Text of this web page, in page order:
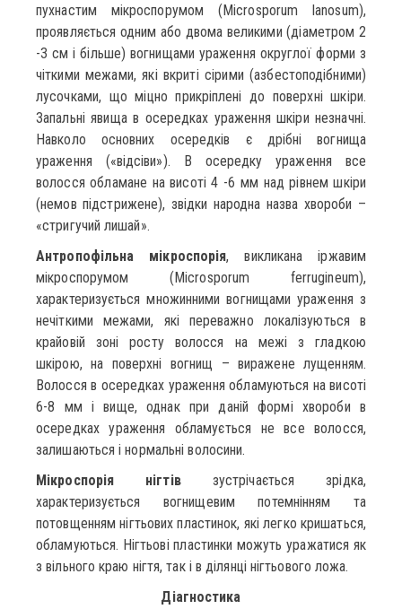
пухнастим мікроспорумом (Microsporum lanosum),
проявляється одним або двома великими (діаметром 2
-3 см і більше) вогнищами ураження округлої форми з
чіткими межами, які вкриті сірими (азбестоподібними)
лусочками, що міцно прикріплені до поверхні шкіри.
Запальні явища в осередках ураження шкіри незначні.
Навколо основних осередків є дрібні вогнища
ураження («відсіви»). В осередку ураження все
волосся обламане на висоті 4 -6 мм над рівнем шкіри
(немов підстрижене), звідки народна назва хвороби –
«стригучий лишай».
Антропофільна мікроспорія, викликана іржавим
мікроспорумом (Microsporum ferrugineum),
характеризується множинними вогнищами ураження з
нечіткими межами, які переважно локалізуються в
крайовій зоні росту волосся на межі з гладкою
шкірою, на поверхні вогнищ – виражене лущенням.
Волосся в осередках ураження обламуються на висоті
6-8 мм і вище, однак при даній формі хвороби в
осередках ураження обламується не все волосся,
залишаються і нормальні волосини.
Мікроспорія нігтівзустрічається зрідка,
характеризується вогнищевим потемнінням та
потовщенням нігтьових пластинок, які легко кришаться,
обламуються. Нігтьові пластинки можуть уражатися як
з вільного краю нігтя, так і в ділянці нігтьового ложа.
Діагностика